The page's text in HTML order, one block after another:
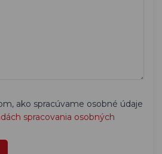
ako spracúvame osobné údaje
spracovania osobných